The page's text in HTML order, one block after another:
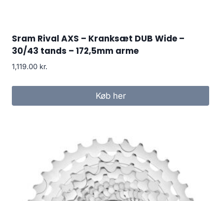
Sram Rival AXS – Kranksæt DUB Wide –
30/43 tands – 172,5mm arme
1,119.00 kr.
Køb her